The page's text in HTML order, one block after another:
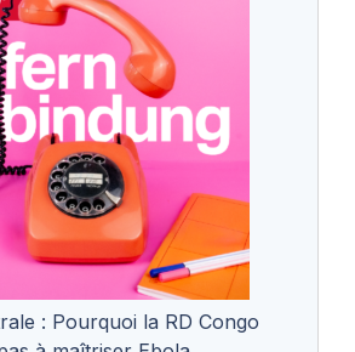
: Pourquoi la RD Congo